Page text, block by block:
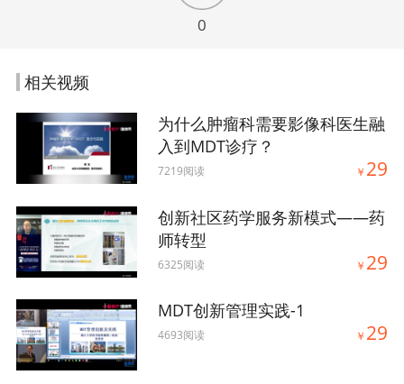
0
相关视频
为什么肿瘤科需要影像科医生融
入到MDT诊疗？
7219阅读 ￥ 29
创新社区药学服务新模式——药
师转型
6325阅读 ￥ 29
MDT创新管理实践-1
4693阅读 ￥ 29